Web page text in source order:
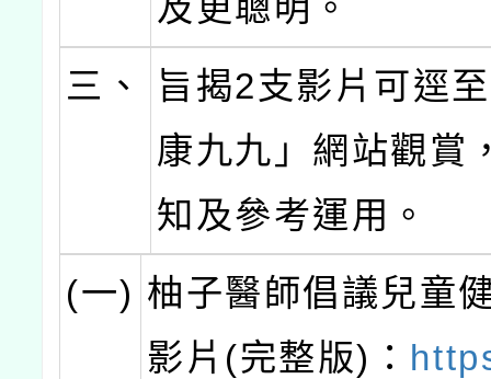
及更聰明。
三、
旨揭2支影片可逕
康九九」網站觀賞
知及參考運用。
(一) 柚子醫師倡議兒童
影片(完整版)：